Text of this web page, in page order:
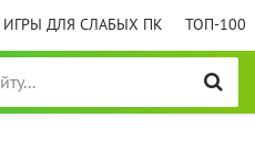
ИГРЫ ДЛЯ СЛАБЫХ ПК ТОП-100